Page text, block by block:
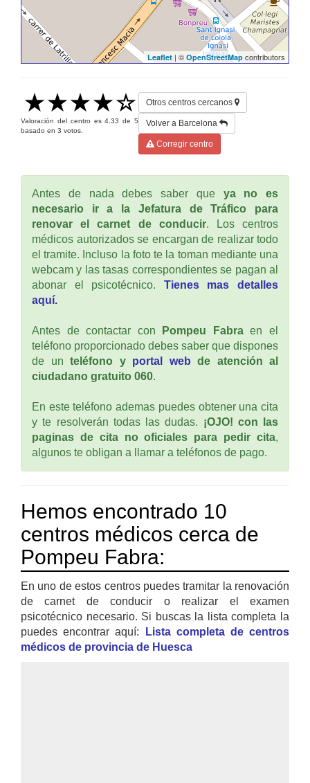
Leaflet | © OpenStreetMap contributors
Valoración del centro es4.33 de5
basado en 3 votos.
Otros centros cercanos
Volver a Barcelona
Corregir centro
Antes de nada debes saber que ya no es
necesario ir a la Jefatura de Tráfico para
renovar el carnet de conducir. Los centros
médicos autorizados se encargan de realizar todo
el tramite. Incluso la foto te la toman mediante una
webcam y las tasas correspondientes se pagan al
abonar el psicotécnico. Tienes mas detalles
aquí.
Antes de contactar con Pompeu Fabraen el
teléfono proporcionado debes saber que dispones
de un teléfono y portal web de atención al
ciudadano gratuito 060.
En este teléfono ademas puedes obtener una cita
y te resolverán todas las dudas. ¡OJO! con las
paginas de cita no oficiales para pedir cita,
algunos te obligan a llamar a teléfonos de pago.
Hemos encontrado 10
centros médicos cerca de
Pompeu Fabra:
En uno de estos centros puedes tramitar la renovación
de carnet de conducir o realizar el examen
psicotécnico necesario. Si buscas la lista completa la
puedes encontrar aquí:
Lista completa de centros
médicos de provincia de Huesca